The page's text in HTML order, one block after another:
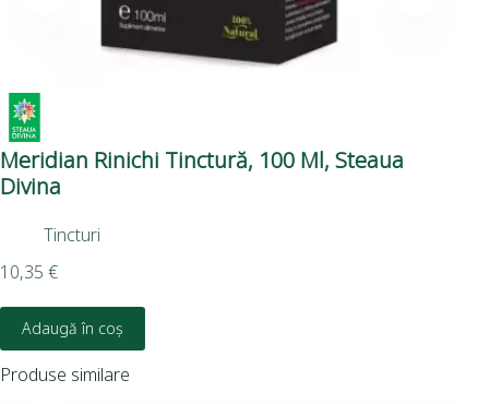
Meridian Rinichi Tinctură, 100 Ml, Steaua
Divina
Tincturi
10,35 €
Adaugă în coș
Produse similare